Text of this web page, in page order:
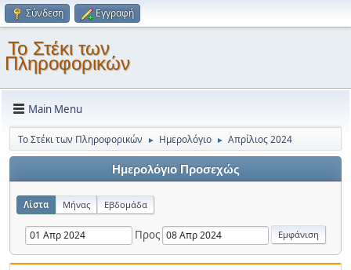
Σύνδεση Εγγραφή
Το Στέκι των
Πληροφορικών
Main Menu
Το Στέκι των Πληροφορικών ► Ημερολόγιο ► Απρίλιος 2024
Ημερολόγιο Προσεχώς
Λίστα Μήνας Εβδομάδα
Προς